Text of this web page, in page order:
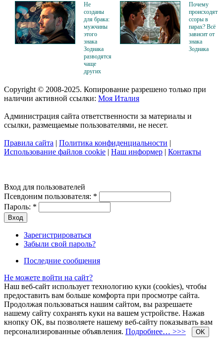
Не
созданы
для брака:
мужчины
этого
знака
Зодиака
разводятся
чаще
других
Почему
происходят
ссоры в
парах? Всё
зависит от
знака
Зодиака
Copyright © 2008-2025. Копирование разрешено только при
наличии активной ссылки: Моя Италия
Администрация сайта ответственности за материалы и
ссылки, размещаемые пользователями, не несет.
Правила сайта | Политика конфиденциальности |
Использование файлов cookie | Наш информер | Контакты
Вход для пользователей
Псевдоним пользователя: *
Пароль: *
Зарегистрироваться
Забыли свой пароль?
Последние сообщения
Не можете войти на сайт?
Наш веб-сайт использует технологию куки (cookies), чтобы
предоставить вам больше комфорта при просмотре сайта.
Продолжая пользоваться нашим сайтом, вы разрешаете
нашему сайту сохранять куки на вашем устройстве. Нажав
кнопку ОК, вы позволяете нашему веб-сайту показывать вам
персонализированные объявления. Подробнее… >>> OK